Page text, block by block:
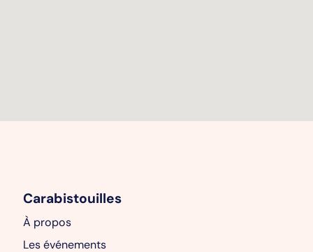
Carabistouilles
À propos
Les événements